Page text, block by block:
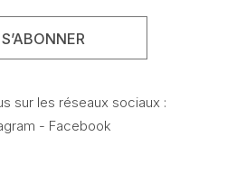
sur les réseaux sociaux :
- Facebook